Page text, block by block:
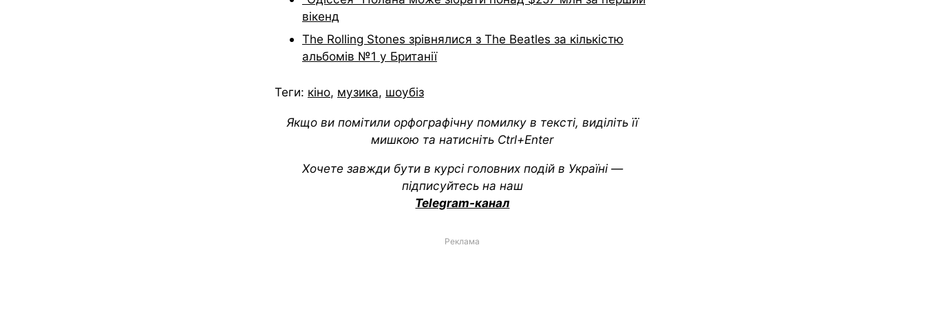
вікенд
The Rolling Stones зрівнялися з The Beatles за кількістю
альбомів №1 у Британії
Теги: кіно, музика, шоубіз
Якщо ви помітили орфографічну помилку в тексті, виділіть її
мишкою та натисніть Ctrl+Enter
Хочете завжди бути в курсі головних подій в Україні —
підписуйтесь на наш
Telegram-канал
Реклама